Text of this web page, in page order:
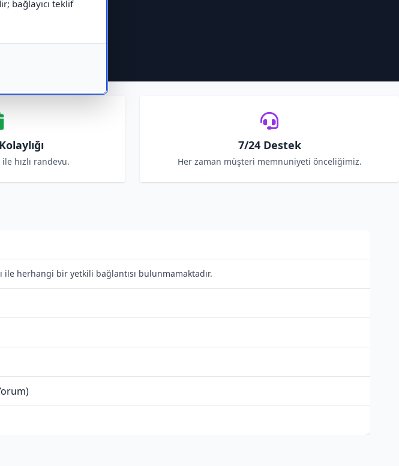
bağlayıcı teklif
hızlı randevu.
7/24 Destek
Her zaman müşteri memnuniyeti önceliğimiz.
ile herhangi bir yetkili bağlantısı bulunmamaktadır.